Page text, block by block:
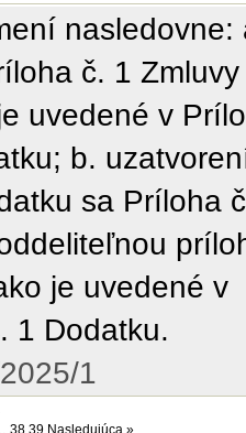
nasledovne:
č. 1 Zmluvy
uvedené v
b.
sa Príloha
je uvedené v
1 Dodatku.
1
38 39 Nasledujúca »